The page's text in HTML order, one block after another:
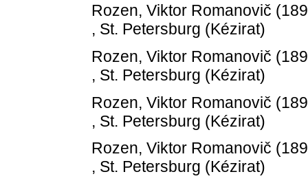
Rozen, Viktor Romanovič
, St. Petersburg (Kézirat)
Rozen, Viktor Romanovič
, St. Petersburg (Kézirat)
Rozen, Viktor Romanovič
, St. Petersburg (Kézirat)
Rozen, Viktor Romanovič
, St. Petersburg (Kézirat)